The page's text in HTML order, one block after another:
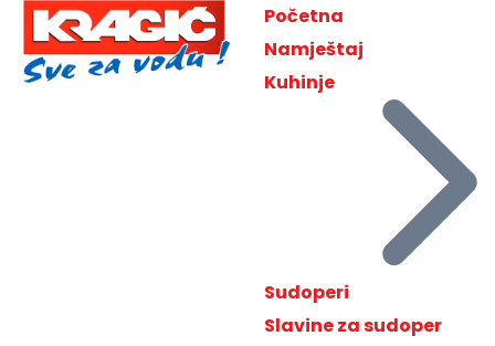
Početna
Namještaj
Kuhinje
Sudoperi
Slavine za sudoper